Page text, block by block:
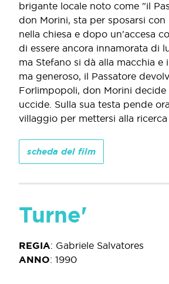
brigante locale noto come "il
don Morini, sta per sposarsi
nella chiesa e dopo un'accesa
di essere ancora innamorata di
ma Stefano si dà alla macchia
ma generoso, il Passatore
Forlimpopoli, don Morini
uccide. Sulla sua testa pende
villaggio per mettersi alla ricerca
scheda del film
Turne'
REGIA: Gabriele Salvatores
ANNO: 1990